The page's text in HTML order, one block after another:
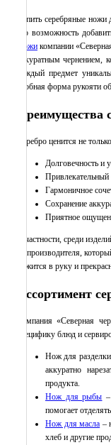
Купить серебряные
это возможность
Ножи компании
аккуратным чернением,
каждый предмет
удобная форма рукояти
Преимущества
Серебро ценится не
Долговечность и
Привлекательный
Гармоничное
Сохранение
Приятное
В частности, среди
от производителя,
ложится в руку и
Ассортимент
Компания «Северная
специфику блюд и
Нож для разделки
аккуратно
продукта.
Нож для рыбы
помогает
Нож для масла –
хлеб и другие